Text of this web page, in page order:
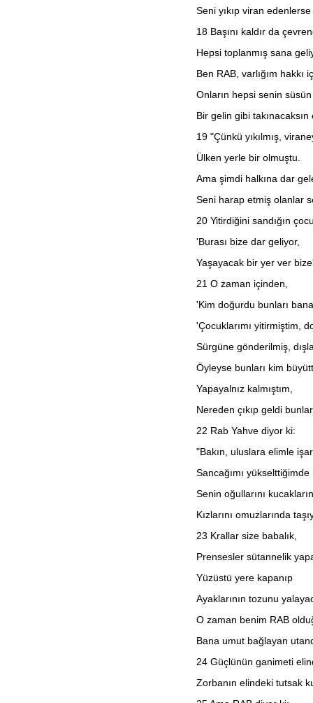
Seni yıkıp viran edenlerse
18 Başını kaldır da
Hepsi toplanmış sana
Ben RAB, varlığım hakkı
Onların hepsi senin
Bir gelin gibi takınacaksın
19 "Çünkü yıkılmış,
Ülken yerle bir olmuştu.
Ama şimdi halkına dar
Seni harap etmiş olanlar
20 Yitirdiğini sandığın
'Burası bize dar geliyor,
Yaşayacak bir yer ver
21 O zaman içinden,
'Kim doğurdu bunları
'Çocuklarımı yitirmiştim,
Sürgüne gönderilmiş,
Öyleyse bunları kim
Yapayalnız kalmıştım,
Nereden çıkıp geldi
22 Rab Yahve diyor ki:
"Bakın, uluslara elimle
Sancağımı
Senin oğullarını
Kızlarını omuzlarında
23 Krallar size babalık,
Prensesler sütannelik
Yüzüstü yere kapanıp
Ayaklarının tozunu
O zaman benim RAB
Bana umut bağlayan
24 Güçlünün ganimeti
Zorbanın elindeki tutsak